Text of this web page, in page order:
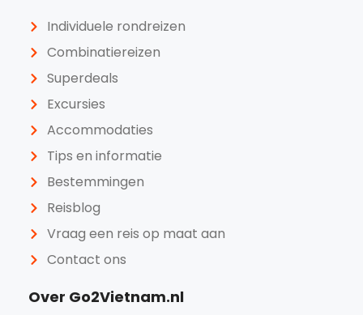
Individuele rondreizen
Combinatiereizen
Superdeals
Excursies
Accommodaties
Tips en informatie
Bestemmingen
Reisblog
Vraag een reis op maat aan
Contact ons
Over Go2Vietnam.nl